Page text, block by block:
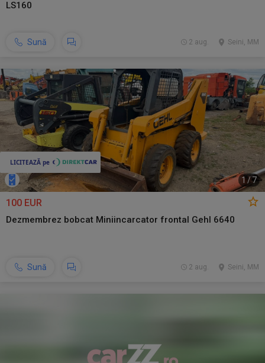
LS160
Sună Seini, MM
2 aug.
1/7
100 EUR
Dezmembrez bobcat Miniincarcator frontal Gehl 6640
Sună Seini, MM
2 aug.